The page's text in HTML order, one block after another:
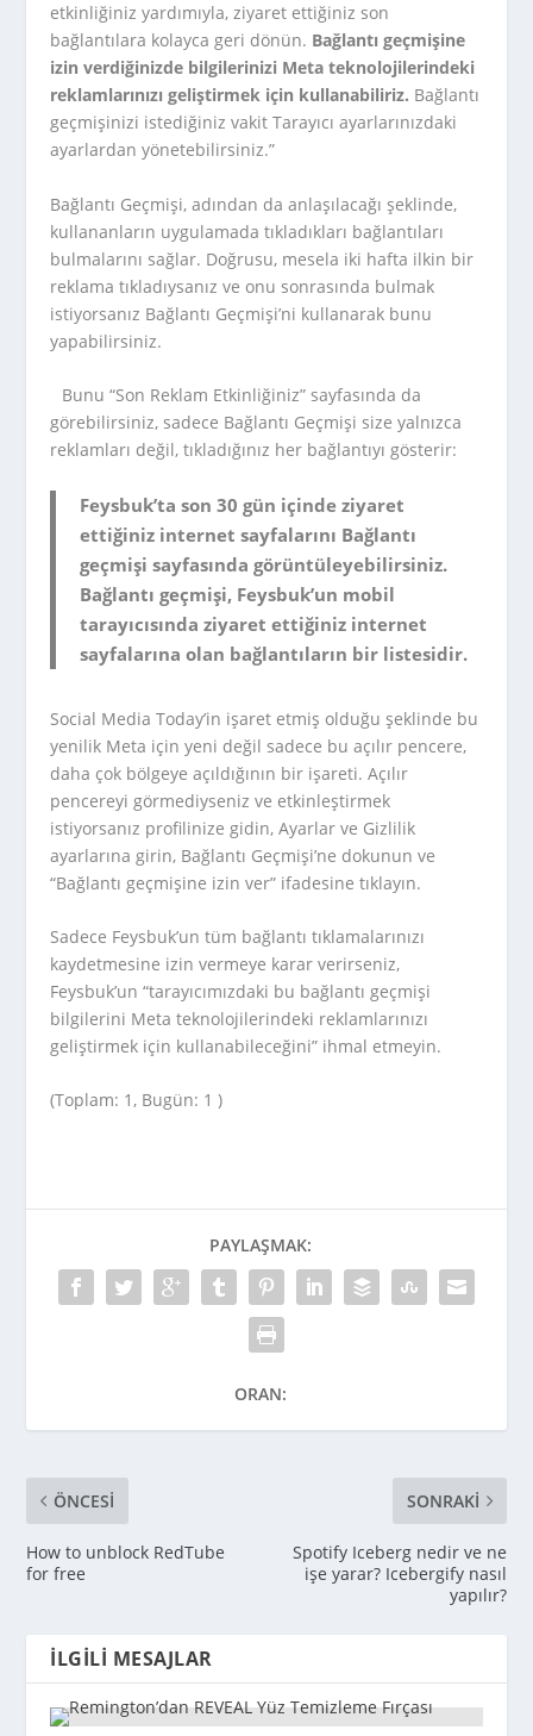
etkinliğiniz yardımıyla, ziyaret ettiğiniz son
bağlantılara kolayca geri dönün. Bağlantı geçmişine
izin verdiğinizde bilgilerinizi Meta teknolojilerindeki
reklamlarınızı geliştirmek için kullanabiliriz. Bağlantı
geçmişinizi istediğiniz vakit Tarayıcı ayarlarınızdaki
ayarlardan yönetebilirsiniz.”
Bağlantı Geçmişi, adından da anlaşılacağı şeklinde,
kullananların uygulamada tıkladıkları bağlantıları
bulmalarını sağlar. Doğrusu, mesela iki hafta ilkin bir
reklama tıkladıysanız ve onu sonrasında bulmak
istiyorsanız Bağlantı Geçmişi’ni kullanarak bunu
yapabilirsiniz.
Bunu “Son Reklam Etkinliğiniz” sayfasında da
görebilirsiniz, sadece Bağlantı Geçmişi size yalnızca
reklamları değil, tıkladığınız her bağlantıyı gösterir:
Feysbuk’ta son 30 gün içinde ziyaret
ettiğiniz internet sayfalarını Bağlantı
geçmişi sayfasında görüntüleyebilirsiniz.
Bağlantı geçmişi, Feysbuk’un mobil
tarayıcısında ziyaret ettiğiniz internet
sayfalarına olan bağlantıların bir listesidir.
Social Media Today’in işaret etmiş olduğu şeklinde bu
yenilik Meta için yeni değil sadece bu açılır pencere,
daha çok bölgeye açıldığının bir işareti. Açılır
pencereyi görmediyseniz ve etkinleştirmek
istiyorsanız profilinize gidin, Ayarlar ve Gizlilik
ayarlarına girin, Bağlantı Geçmişi’ne dokunun ve
“Bağlantı geçmişine izin ver” ifadesine tıklayın.
Sadece Feysbuk’un tüm bağlantı tıklamalarınızı
kaydetmesine izin vermeye karar verirseniz,
Feysbuk’un “tarayıcımızdaki bu bağlantı geçmişi
bilgilerini Meta teknolojilerindeki reklamlarınızı
geliştirmek için kullanabileceğini” ihmal etmeyin.
(Toplam: 1, Bugün: 1 )
PAYLAŞMAK:
ORAN:
ÖNCESI
How to unblock RedTube
for free
SONRAKI
Spotify Iceberg nedir ve ne
işe yarar? Icebergify nasıl
yapılır?
İLGILI MESAJLAR